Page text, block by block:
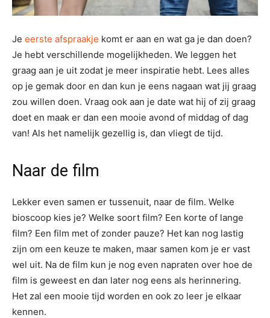
Je eerste afspraakje komt er aan en wat ga je dan doen?
Je hebt verschillende mogelijkheden. We leggen het
graag aan je uit zodat je meer inspiratie hebt. Lees alles
op je gemak door en dan kun je eens nagaan wat jij graag
zou willen doen. Vraag ook aan je date wat hij of zij graag
doet en maak er dan een mooie avond of middag of dag
van! Als het namelijk gezellig is, dan vliegt de tijd.
Naar de film
Lekker even samen er tussenuit, naar de film. Welke
bioscoop kies je? Welke soort film? Een korte of lange
film? Een film met of zonder pauze? Het kan nog lastig
zijn om een keuze te maken, maar samen kom je er vast
wel uit. Na de film kun je nog even napraten over hoe de
film is geweest en dan later nog eens als herinnering.
Het zal een mooie tijd worden en ook zo leer je elkaar
kennen.